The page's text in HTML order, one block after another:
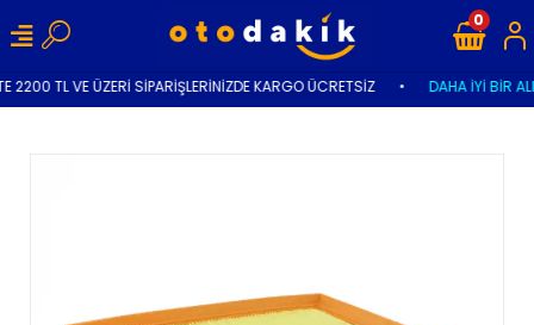
2200 TL VE ÜZERİ SİPARİŞLERİNİZDE KARGO ÜCRETSİZ • DAHA İYİ BİR
0